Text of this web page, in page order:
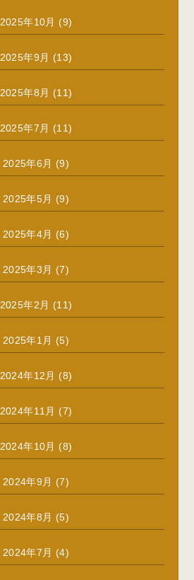
2025年10月 (9)
2025年9月 (13)
2025年8月 (11)
2025年7月 (11)
2025年6月 (9)
2025年5月 (9)
2025年4月 (6)
2025年3月 (7)
2025年2月 (11)
2025年1月 (5)
2024年12月 (8)
2024年11月 (7)
2024年10月 (8)
2024年9月 (7)
2024年8月 (5)
2024年7月 (4)